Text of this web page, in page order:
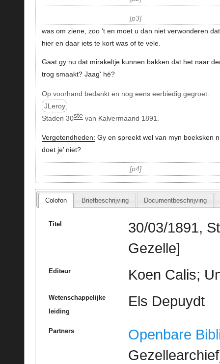
p3
was om ziene, zoo 't en moet u dan niet verwonderen
hier en daar iets te kort was of te vele.
Gaat gy nu dat mirakeltje kunnen bakken dat het naar
trog smaakt? Jaag' hé?
Op voorhand bedankt en nog eens eerbiedig gegroet.
JLeroy
Staden 30stevan Kalvermaand 1891.
Vergetendheden: Gy en spreekt wel van myn boeksken
doet je’ niet?
p4
Colofon Briefbeschrijving Documentbeschrijving
Titel
30/03/1891,
Gezelle]
Editeur Koen Calis;
Wetenschappelijke
leiding
Els Depuydt
Partners
Openbare